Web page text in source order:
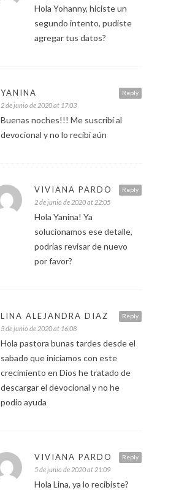
Hola Yohanny, hiciste un
segundo intento, pudiste
agregar tus datos?
Reply
YANINA
2 de junio de 2020 at 17:03
Buenas noches!!! Me suscribí al
devocional y no lo recibí aún
Reply
VIVIANA PARDO
2 de junio de 2020 at 22:05
Hola Yanina! Ya
solucionamos ese detalle,
podrías revisar de nuevo
por favor?
Reply
LINA ALEJANDRA DIAZ
3 de junio de 2020 at 16:08
Hola pastora bunas tardes desde el
sabado que iniciamos con este
crecimiento en Dios he tratado de
descargar el devocional y no he
podio ayuda
Reply
VIVIANA PARDO
5 de junio de 2020 at 21:09
Hola Lina, ya lo recibiste?